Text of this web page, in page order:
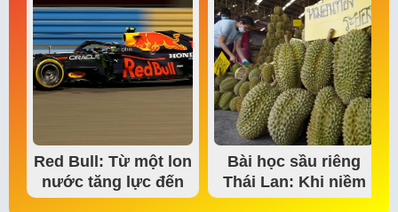
Red Bull: Từ một lon
nước tăng lực đến
đế chế thể…
Bài học sầu riêng
Thái Lan: Khi niềm
tin thị trường bắt…